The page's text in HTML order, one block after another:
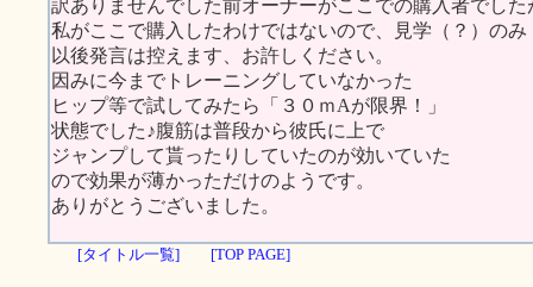
訳ありませんでした前オーナーがここでの購入者でした
私がここで購入したわけではないので、見学（？）のみ
以後発言は控えます、お許しください。
因みに今までトレーニングしていなかった
ヒップ等で試してみたら「３０ｍAが限界！」
状態でした♪腹筋は普段から彼氏に上で
ジャンプして貰ったりしていたのが効いていた
ので効果が薄かっただけのようです。
ありがとうございました。
[タイトル一覧] [TOP PAGE]